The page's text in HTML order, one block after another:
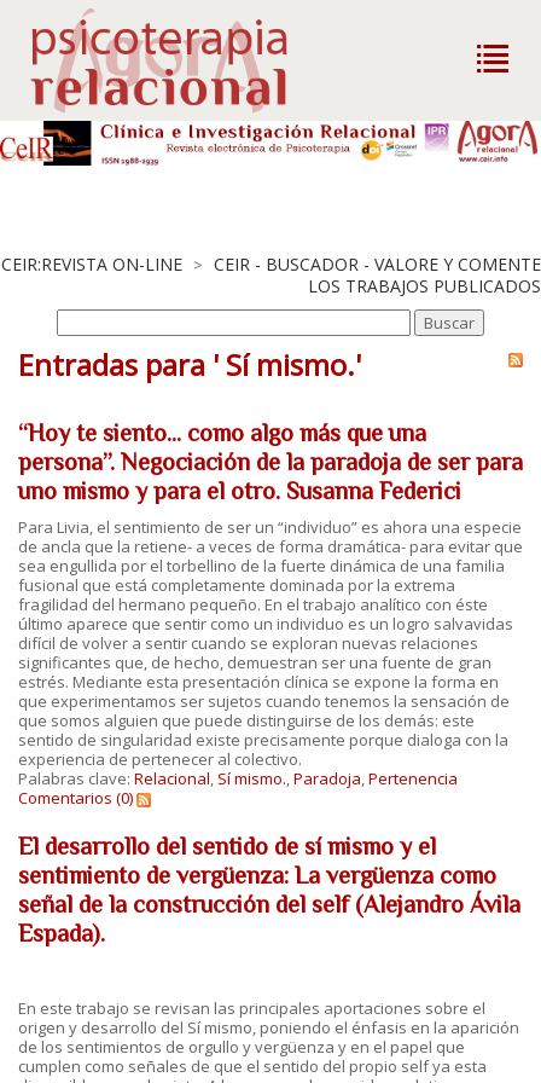
CEIR:REVISTA ON-LINE > CEIR - BUSCADOR - VALORE Y COMENTE
LOS TRABAJOS PUBLICADOS
Entradas para ' Sí mismo.'
“Hoy te siento... como algo más que una
persona”. Negociación de la paradoja de ser para
uno mismo y para el otro. Susanna Federici
Para Livia, el sentimiento de ser un “individuo” es ahora una especie
de ancla que la retiene- a veces de forma dramática- para evitar que
sea engullida por el torbellino de la fuerte dinámica de una familia
fusional que está completamente dominada por la extrema
fragilidad del hermano pequeño. En el trabajo analítico con éste
último aparece que sentir como un individuo es un logro salvavidas
difícil de volver a sentir cuando se exploran nuevas relaciones
significantes que, de hecho, demuestran ser una fuente de gran
estrés. Mediante esta presentación clínica se expone la forma en
que experimentamos ser sujetos cuando tenemos la sensación de
que somos alguien que puede distinguirse de los demás: este
sentido de singularidad existe precisamente porque dialoga con la
experiencia de pertenecer al colectivo.
Palabras clave: Relacional, Sí mismo.,Paradoja,Pertenencia
Comentarios (0)
El desarrollo del sentido de sí mismo y el
sentimiento de vergüenza: La vergüenza como
señal de la construcción del self (Alejandro Ávila
Espada).
En este trabajo se revisan las principales aportaciones sobre el
origen y desarrollo del Sí mismo, poniendo el énfasis en la aparición
de los sentimientos de orgullo y vergüenza y en el papel que
cumplen como señales de que el sentido del propio self ya esta